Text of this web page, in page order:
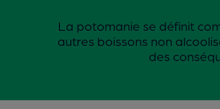
La potomanie se définit
autres boissons non
des